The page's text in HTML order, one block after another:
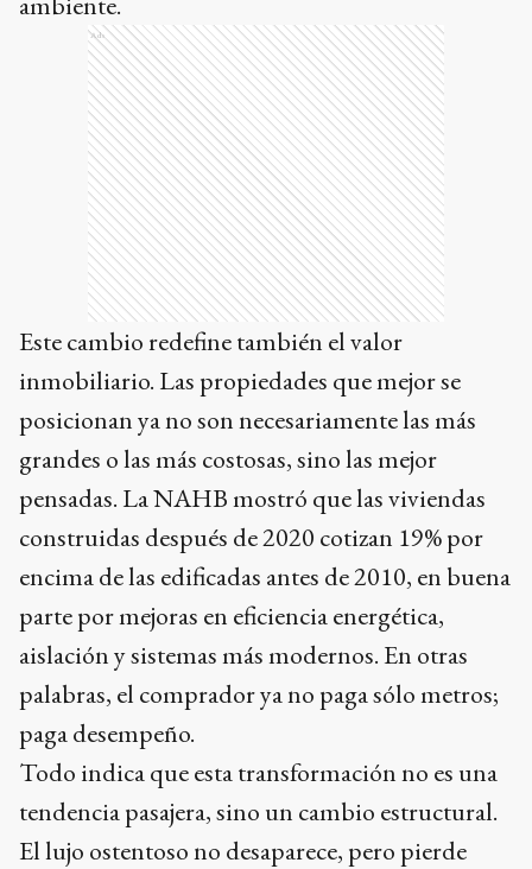
Ads
Este cambio redefine también el valor
inmobiliario. Las propiedades que mejor se
posicionan ya no son necesariamente las más
grandes o las más costosas, sino las mejor
pensadas. La NAHB mostró que las viviendas
construidas después de 2020 cotizan 19% por
encima de las edificadas antes de 2010, en buena
parte por mejoras en eficiencia energética,
aislación y sistemas más modernos. En otras
palabras, el comprador ya no paga sólo metros;
paga desempeño.
Todo indica que esta transformación no es una
tendencia pasajera, sino un cambio estructural.
El lujo ostentoso no desaparece, pero pierde